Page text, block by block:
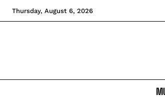
Thursday, August 6, 2026